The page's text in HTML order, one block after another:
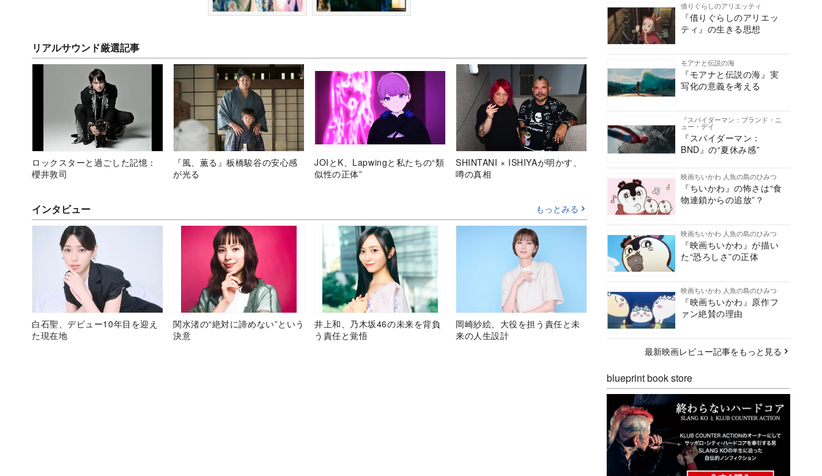
リアルサウンド厳選記事
ロックスターと過ごした記憶：
櫻井敦司
『風、薫る』板橋駿谷の安心感
が光る
JOIとK、Lapwingと私たちの“類
似性の正体”
SHINTANI × ISHIYAが明かす、
噂の真相
インタビュー もっとみる
白石聖、デビュー10年目を迎え
た現在地
関水渚の“絶対に諦めない”という
決意
井上和、乃木坂46の未来を背負
う責任と覚悟
岡崎紗絵、大役を担う責任と未
来の人生設計
借りぐらしのアリエッティ
『借りぐらしのアリエッ
ティ』の生きる思想
モアナと伝説の海
『モアナと伝説の海』実
写化の意義を考える
『スパイダーマン：ブランド・ニ
ュー・デイ
『スパイダーマン：
BND』の“夏休み感”
映画ちいかわ 人魚の島のひみつ
『ちいかわ』の怖さは“食
物連鎖からの追放”？
映画ちいかわ 人魚の島のひみつ
『映画ちいかわ』が描い
た“恐ろしさ”の正体
映画ちいかわ 人魚の島のひみつ
『映画ちいかわ』原作フ
ァン絶賛の理由
最新映画レビュー記事をもっと見る
blueprint book store